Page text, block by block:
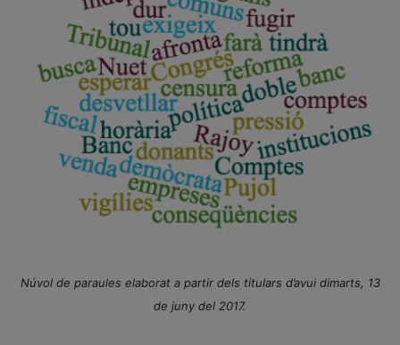
Núvol de paraules elaborat a partir dels titulars d’avui dimarts, 13
de juny del 2017.